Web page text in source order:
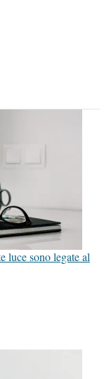
luce sono legate al